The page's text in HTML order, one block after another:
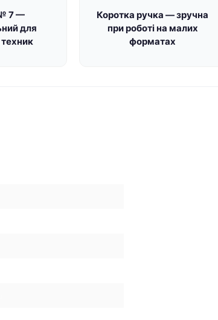
7 —
для
техник
Коротка ручка — зручна
при роботі на малих
форматах